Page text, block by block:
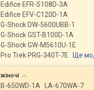
Edifice EFR-S108D-3A
Edifice EFV-C120D-1A
G-Shock DW-5600UBB-1
G-Shock GST-B100D-1A
G-Shock GW-M5610U-1E
Pro Trek PRG-340T-7E
Ще
жіночі
B-650WD-1A
LA-670WA-7